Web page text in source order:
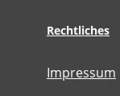
Rechtliches
Impressum